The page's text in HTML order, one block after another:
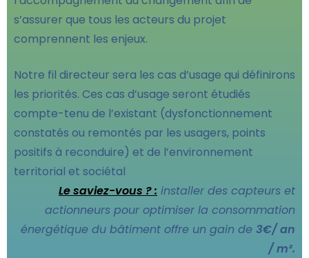
s’assurer que tous les acteurs du projet
comprennent les enjeux.
Notre fil directeur sera les cas d’usage qui définirons
les priorités. Ces cas d’usage seront étudiés
compte-tenu de l’existant (dysfonctionnement
constatés ou remontés par les usagers, points
positifs à reconduire) et de l’environnement
territorial et sociétal
Le saviez-vous ? : installer des capteurs et
actionneurs pour optimiser la consommation
énergétique du bâtiment offre un gain de 3€/ an
/ m².